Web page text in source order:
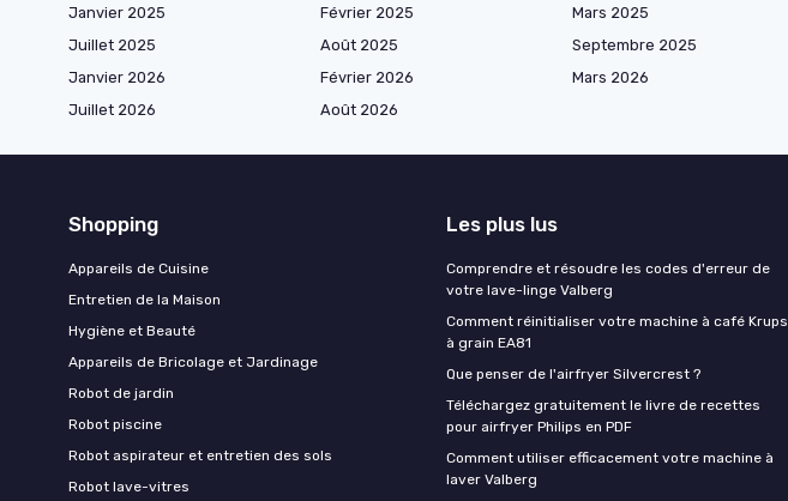
Janvier 2025
Février 2025 Mars 2025
Juillet 2025
Août 2025 Septembre 2025
Janvier 2026
Février 2026 Mars 2026
Juillet 2026
Août 2026
Shopping
Appareils de Cuisine
Entretien de la Maison
Hygiène et Beauté
Appareils de Bricolage et Jardinage
Robot de jardin
Robot piscine
Robot aspirateur et entretien des sols
Robot lave-vitres
Les plus lus
Comprendre et résoudre les codes d'erreur de
votre lave-linge Valberg
Comment réinitialiser votre machine à café Krups
à grain EA81
Que penser de l'airfryer Silvercrest ?
Téléchargez gratuitement le livre de recettes
pour airfryer Philips en PDF
Comment utiliser efficacement votre machine à
laver Valberg